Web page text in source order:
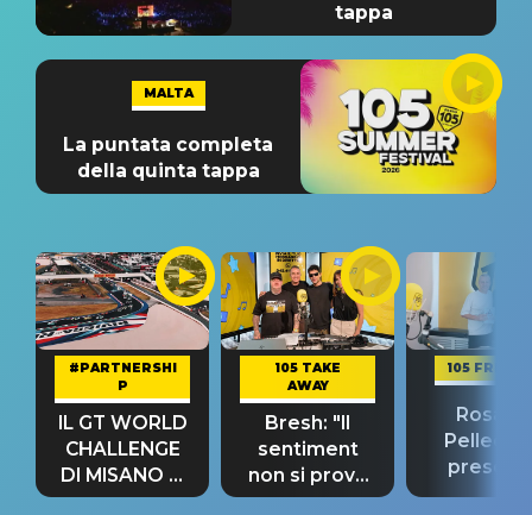
tappa
MALTA
La puntata completa
della quinta tappa
#PARTNERSHI
P
IL GT WORLD
CHALLENGE
DI MISANO si
riconferma
105 TAKE
AWAY
Bresh: "Il
sentiment
non si prova
fino alla notte
105
Rosario
“Così